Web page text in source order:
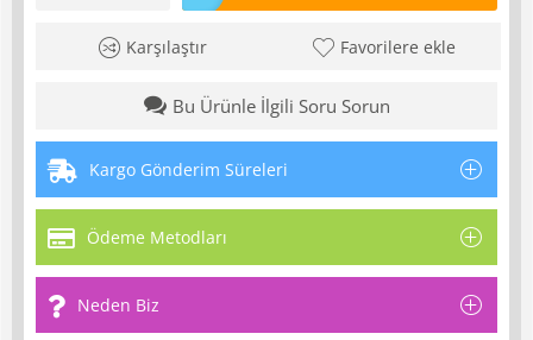
Karşılaştır Favorilere ekle
Bu Ürünle İlgili Soru Sorun
Kargo Gönderim Süreleri
Ödeme Metodları
Neden Biz